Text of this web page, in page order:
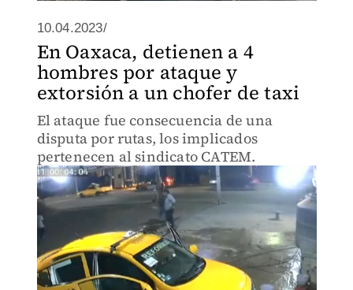
10.04.2023/
En Oaxaca, detienen a 4
hombres por ataque y
extorsión a un chofer de taxi
El ataque fue consecuencia de una
disputa por rutas, los implicados
pertenecen al sindicato CATEM.